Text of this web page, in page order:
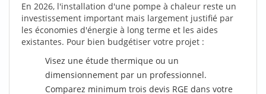
En 2026, l'installation d'une pompe à chaleur reste un
investissement important mais largement justifié par
les économies d'énergie à long terme et les aides
existantes. Pour bien budgétiser votre projet :
Visez une étude thermique ou un
dimensionnement par un professionnel.
Comparez minimum trois devis RGE dans votre